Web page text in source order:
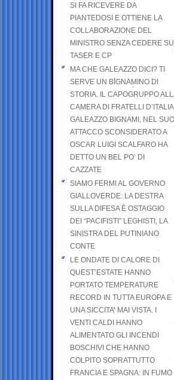
SI FA RICEVERE DA
PIANTEDOSI E OTTIENE LA
COLLABORAZIONE DEL
MINISTRO SENZA CEDERE SU
TASER E CP
MA CHE GALEAZZO DICI? TI
SERVE UN BIGNAMINO DI
STORIA. IL CAPOGRUPPO
CAMERA DI FRATELLI
GALEAZZO BIGNAMI, NEL SUO
ATTACCO SCONSIDERATO A
OSCAR LUIGI SCALFARO HA
DETTO UN BEL PO’ DI
CAZZATE
SIAMO FERMI AL GOVERNO
GIALLOVERDE: LA DESTRA
SULLA DIFESA È OSTAGGIO
DEI “PACIFISTI” LEGHISTI, LA
SINISTRA DEL PUTINIANO
CONTE
LE ONDATE DI CALORE DI
QUEST’ESTATE HANNO
PORTATO TEMPERATURE
RECORD IN TUTTA EUROPA E
UNA SICCITA’ MAI VISTA. I
VENTI CALDI HANNO
ALIMENTATO GLI INCENDI
BOSCHIVI CHE HANNO
COLPITO SOPRATTUTTO
FRANCIA E SPAGNA: IN FUMO